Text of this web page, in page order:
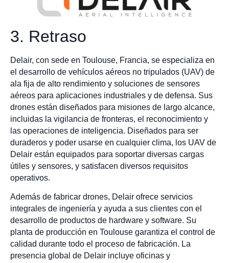
3. Retraso
Delair, con sede en Toulouse, Francia, se especializa en
el desarrollo de vehículos aéreos no tripulados (UAV) de
ala fija de alto rendimiento y soluciones de sensores
aéreos para aplicaciones industriales y de defensa. Sus
drones están diseñados para misiones de largo alcance,
incluidas la vigilancia de fronteras, el reconocimiento y
las operaciones de inteligencia. Diseñados para ser
duraderos y poder usarse en cualquier clima, los UAV de
Delair están equipados para soportar diversas cargas
útiles y sensores, y satisfacen diversos requisitos
operativos.
Además de fabricar drones, Delair ofrece servicios
integrales de ingeniería y ayuda a sus clientes con el
desarrollo de productos de hardware y software. Su
planta de producción en Toulouse garantiza el control de
calidad durante todo el proceso de fabricación. La
presencia global de Delair incluye oficinas y